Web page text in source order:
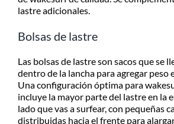
lastre adicionales.
Bolsas de lastre
Las bolsas de lastre son sacos que se
dentro de la lancha para agregar peso
Una configuración óptima para
incluye la mayor parte del lastre en la
lado que vas a surfear, con pequeñas
distribuidas hacia el frente para